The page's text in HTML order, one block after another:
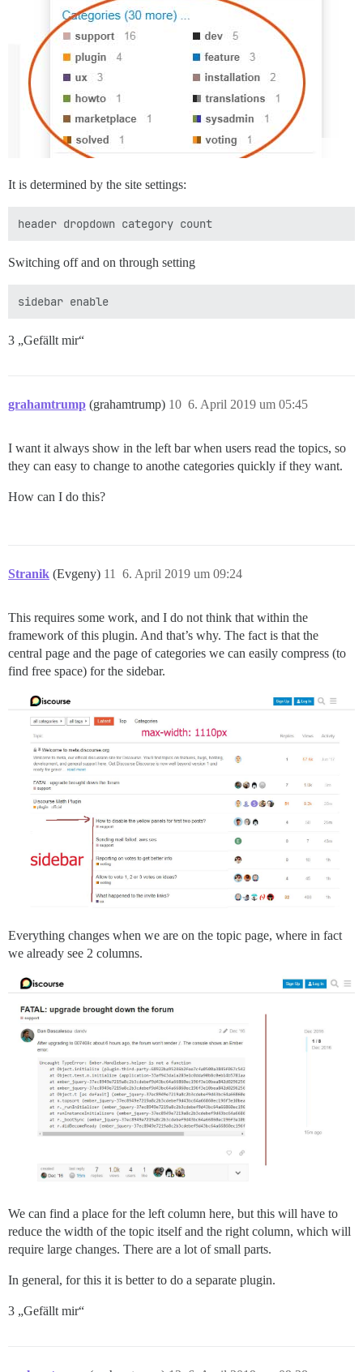
It is determined by the site settings:
Switching off and on through setting
3 „Gefällt mir“
grahamtrump (grahamtrump) 6. April 2019 um 05:45
10
I want it always show in the left bar when users read the topics, so
they can easy to change to anothe categories quickly if they want.
How can I do this?
Stranik (Evgeny) 6. April 2019 um 09:24
11
This requires some work, and I do not think that within the
framework of this plugin. And that’s why. The fact is that the
central page and the page of categories we can easily compress (to
find free space) for the sidebar.
Everything changes when we are on the topic page, where in fact
we already see 2 columns.
We can find a place for the left column here, but this will have to
reduce the width of the topic itself and the right column, which will
require large changes. There are a lot of small parts.
In general, for this it is better to do a separate plugin.
3 „Gefällt mir“